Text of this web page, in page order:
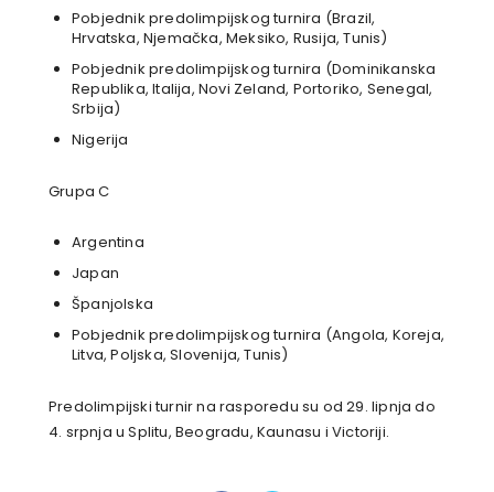
Pobjednik predolimpijskog turnira (Brazil,
Hrvatska, Njemačka, Meksiko, Rusija, Tunis)
Pobjednik predolimpijskog turnira (Dominikanska
Republika, Italija, Novi Zeland, Portoriko, Senegal,
Srbija)
Nigerija
Grupa C
Argentina
Japan
Španjolska
Pobjednik predolimpijskog turnira (Angola, Koreja,
Litva, Poljska, Slovenija, Tunis)
Predolimpijski turnir na rasporedu su od 29. lipnja do
4. srpnja u Splitu, Beogradu, Kaunasu i Victoriji.